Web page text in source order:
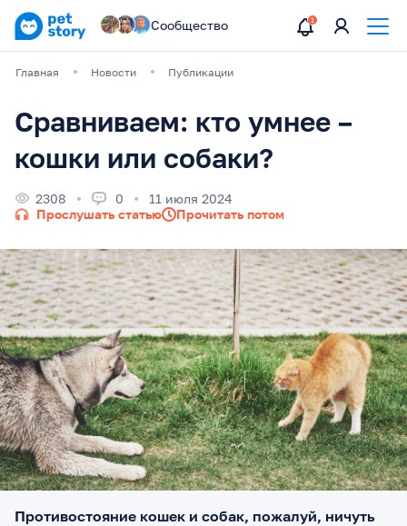
Сообщество
Главная Новости Публикации
Сравниваем: кто умнее –
кошки или собаки?
2308 0
11 июля 2024
Прослушать статью
Прочитать потом
Противостояние кошек и собак, пожалуй, ничуть